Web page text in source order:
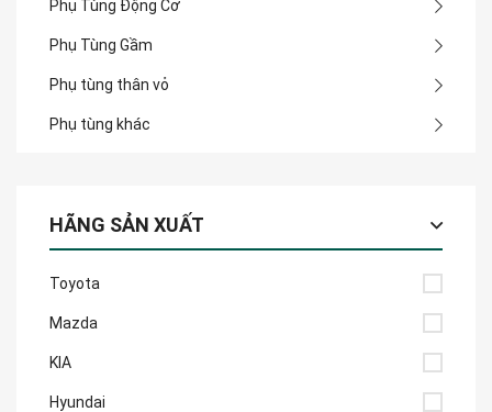
Phụ Tùng Động Cơ
Phụ Tùng Gầm
Phụ tùng thân vỏ
Phụ tùng khác
HÃNG SẢN XUẤT
Toyota
Mazda
KIA
Hyundai